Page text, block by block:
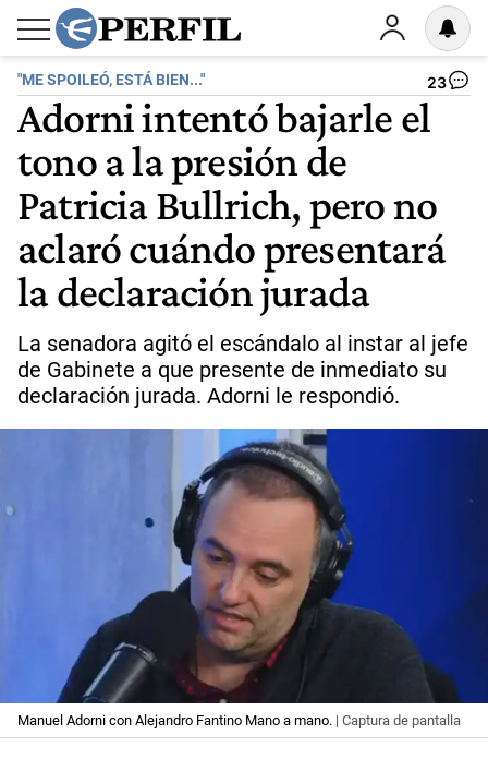
"ME SPOILEÓ, ESTÁ BIEN..." 23
Adorni intentó bajarle el
tono a la presión de
Patricia Bullrich, pero no
aclaró cuándo presentará
la declaración jurada
La senadora agitó el escándalo al instar al jefe
de Gabinete a que presente de inmediato su
declaración jurada. Adorni le respondió.
Manuel Adorni con Alejandro Fantino Mano a mano. | Captura de pantalla